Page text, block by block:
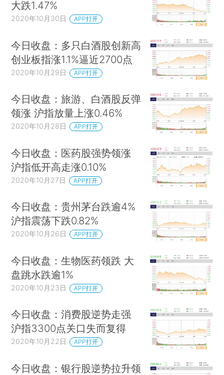
大跌1.47%
2020年10月30日 APP打开
今日收盘：多只白酒股创新高
创业板指涨1.1%逼近2700点
2020年10月29日 APP打开
今日收盘：旅游、白酒股反弹
领涨 沪指放量上涨0.46%
2020年10月28日 APP打开
今日收盘：医药股强势领涨
沪指低开高走涨0.10%
2020年10月27日 APP打开
今日收盘：贵州茅台跌逾4%
沪指震荡下跌0.82%
2020年10月26日 APP打开
今日收盘：生物医药领跌 大
盘跳水跌逾1%
2020年10月23日 APP打开
今日收盘：消费股逆势走强
沪指3300点关口失而复得
2020年10月22日 APP打开
今日收盘：银行股逆势拉升领